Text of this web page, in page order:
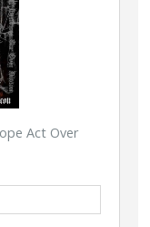
Act Over